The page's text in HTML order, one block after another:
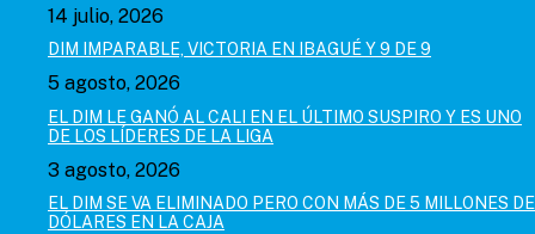
14 julio, 2026
DIM IMPARABLE, VICTORIA EN IBAGUÉ Y 9 DE 9
5 agosto, 2026
EL DIM LE GANÓ AL CALI EN EL ÚLTIMO SUSPIRO Y ES UNO
DE LOS LÍDERES DE LA LIGA
3 agosto, 2026
EL DIM SE VA ELIMINADO PERO CON MÁS DE 5 MILLONES DE
DÓLARES EN LA CAJA